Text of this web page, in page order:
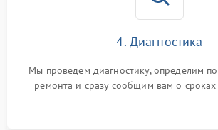
4. Диагностика
Мы проведем диагностику, определим
ремонта и сразу сообщим вам о сроках